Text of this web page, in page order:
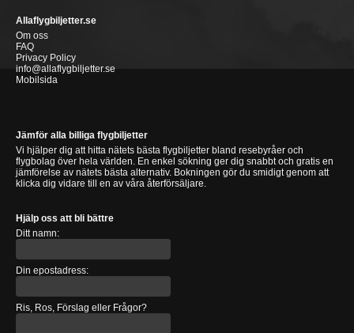
Allaflygbiljetter.se
Om oss
FAQ
Privacy Policy
info@allaflygbiljetter.se
Mobilsida
Jämför alla billiga flygbiljetter
Vi hjälper dig att hitta nätets bästa flygbiljetter bland resebyråer och
flygbolag över hela världen. En enkel sökning ger dig snabbt och gratis en
jämförelse av nätets bästa alternativ. Bokningen gör du smidigt genom att
klicka dig vidare till en av våra återförsäljare.
Hjälp oss att bli bättre
Ditt namn:
Din epostadress:
Ris, Ros, Förslag eller Frågor?